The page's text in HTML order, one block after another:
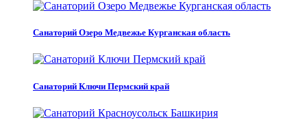
Санаторий Озеро Медвежье Курганская область
Санаторий Ключи Пермский край